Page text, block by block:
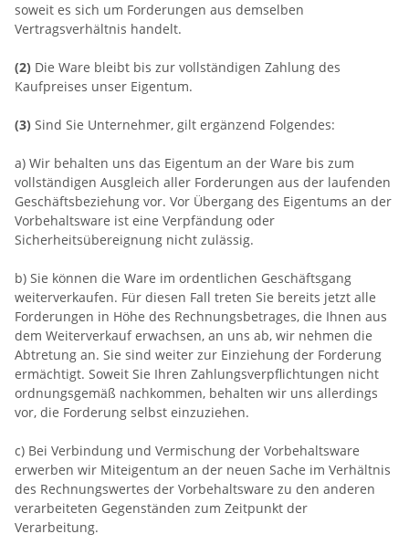
soweit es sich um Forderungen aus demselben
Vertragsverhältnis handelt.
(2) Die Ware bleibt bis zur vollständigen Zahlung des
Kaufpreises unser Eigentum.
(3) Sind Sie Unternehmer, gilt ergänzend Folgendes:
a) Wir behalten uns das Eigentum an der Ware bis zum
vollständigen Ausgleich aller Forderungen aus der laufenden
Geschäftsbeziehung vor. Vor Übergang des Eigentums an der
Vorbehaltsware ist eine Verpfändung oder
Sicherheitsübereignung nicht zulässig.
b) Sie können die Ware im ordentlichen Geschäftsgang
weiterverkaufen. Für diesen Fall treten Sie bereits jetzt alle
Forderungen in Höhe des Rechnungsbetrages, die Ihnen aus
dem Weiterverkauf erwachsen, an uns ab, wir nehmen die
Abtretung an. Sie sind weiter zur Einziehung der Forderung
ermächtigt. Soweit Sie Ihren Zahlungsverpflichtungen nicht
ordnungsgemäß nachkommen, behalten wir uns allerdings
vor, die Forderung selbst einzuziehen.
c) Bei Verbindung und Vermischung der Vorbehaltsware
erwerben wir Miteigentum an der neuen Sache im Verhältnis
des Rechnungswertes der Vorbehaltsware zu den anderen
verarbeiteten Gegenständen zum Zeitpunkt der
Verarbeitung.